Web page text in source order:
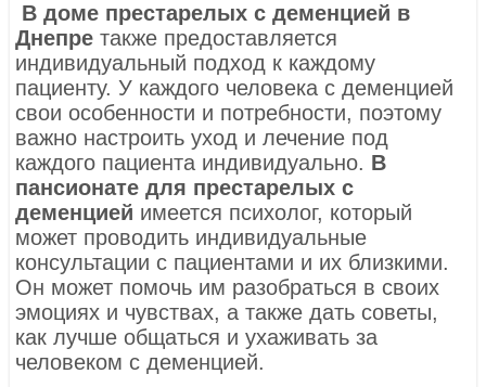
В доме престарелых с деменцией в
Днепре также предоставляется
индивидуальный подход к каждому
пациенту. У каждого человека с деменцией
свои особенности и потребности, поэтому
важно настроить уход и лечение под
каждого пациента индивидуально. В
пансионате для престарелых с
деменцией имеется психолог, который
может проводить индивидуальные
консультации с пациентами и их близкими.
Он может помочь им разобраться в своих
эмоциях и чувствах, а также дать советы,
как лучше общаться и ухаживать за
человеком с деменцией.